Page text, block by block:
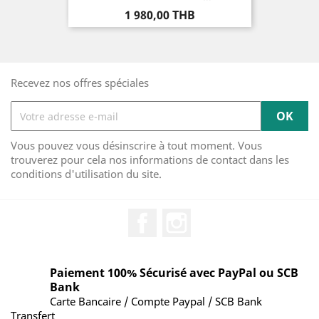
Prix
1 980,00 THB
Recevez nos offres spéciales
Vous pouvez vous désinscrire à tout moment. Vous
trouverez pour cela nos informations de contact dans les
conditions d'utilisation du site.
Paiement 100% Sécurisé avec PayPal ou SCB
Bank
Carte Bancaire / Compte Paypal / SCB Bank
Transfert